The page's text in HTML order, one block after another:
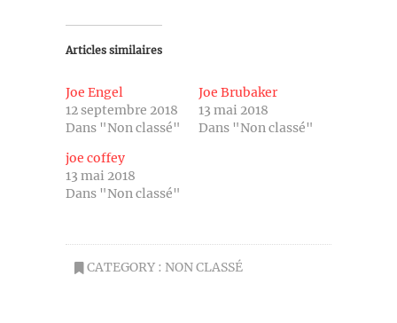
Articles similaires
Joe Engel
12 septembre 2018
Dans "Non classé"
Joe Brubaker
13 mai 2018
Dans "Non classé"
joe coffey
13 mai 2018
Dans "Non classé"
CATEGORY : NON CLASSÉ